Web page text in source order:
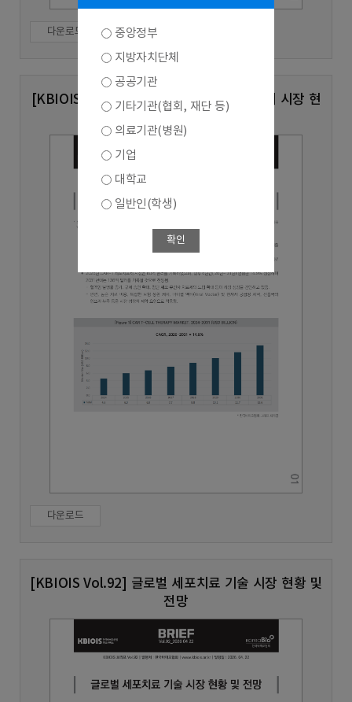
다운로드
[KBIOIS Vol.93] 글로벌 CAR-T 세포치료제 시장 현
황 및 전망
다운로드
[KBIOIS Vol.92] 글로벌 세포치료 기술 시장 현황 및
전망
중앙정부
지방자치단체
공공기관
기타기관(협회, 재단 등)
의료기관(병원)
기업
대학교
일반인(학생)
확인